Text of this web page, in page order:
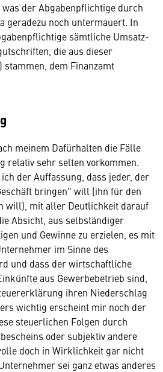
der Abgabenpflichtige durch
geradezu noch untermauert. In
sämtliche Umsatz-
die aus dieser
stammen, dem Finanzamt
meinem Dafürhalten die Fälle
relativ sehr selten vorkommen.
der Auffassung, dass jeder, der
bringen" will (ihn für den
will), mit aller Deutlichkeit darauf
Absicht, aus selbständiger
und Gewinne zu erzielen, es mit
im Sinne des
und dass der wirtschaftliche
aus Gewerbebetrieb sind,
ihren Niederschlag
wichtig erscheint mir noch der
steuerlichen Folgen durch
oder subjektiv andere
doch in Wirklichkeit gar nicht
sei ganz etwas anderes